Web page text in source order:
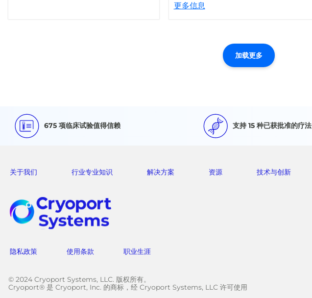
更多信息
加载更多
675 项临床试验值得信赖 支持 15 种已获批准的疗法
关于我们 行业专业知识 解决方案 资源 技术与创新
隐私政策 使用条款 职业生涯
© 2024 Cryoport Systems, LLC. 版权所有。
Cryoport® 是 Cryoport, Inc. 的商标，经 Cryoport Systems, LLC 许可使用